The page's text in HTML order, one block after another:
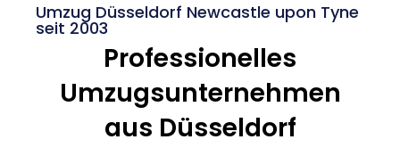
Umzug Düsseldorf Newcastle upon Tyne
seit 2003
Professionelles
Umzugsunternehmen
aus Düsseldorf